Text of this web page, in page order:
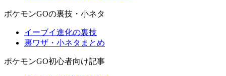
ポケモンGOの裏技・小ネタ
イーブイ進化の裏技
裏ワザ・小ネタまとめ
ポケモンGO初心者向け記事